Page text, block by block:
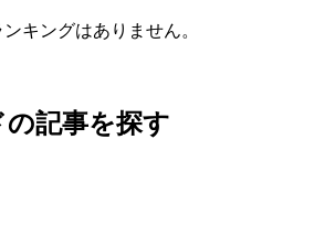
キングはありません。
の記事を探す